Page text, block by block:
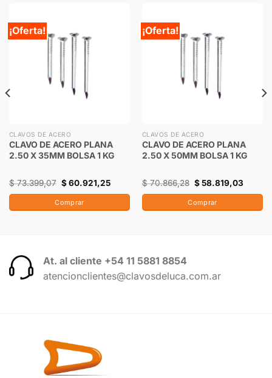
¡Oferta!
CLAVOS DE ACERO
CLAVO DE ACERO PLANA
2.50 X 35MM BOLSA 1 KG
$73.399,07 $60.921,25
Comprar
¡Oferta!
CLAVOS DE ACERO
CLAVO DE ACERO PLANA
2.50 X 50MM BOLSA 1 KG
$70.866,28 $58.819,03
Comprar
At. al cliente +54 11 5881 8854
atencionclientes@clavosdeluca.com.ar